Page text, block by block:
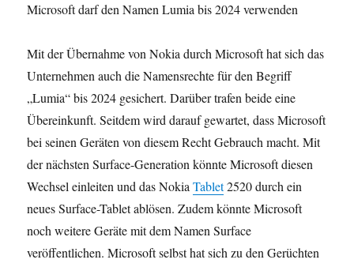
Microsoft darf den Namen Lumia bis 2024 verwenden
Mit der Übernahme von Nokia durch Microsoft hat sich das
Unternehmen auch die Namensrechte für den Begriff
„Lumia“ bis 2024 gesichert. Darüber trafen beide eine
Übereinkunft. Seitdem wird darauf gewartet, dass Microsoft
bei seinen Geräten von diesem Recht Gebrauch macht. Mit
der nächsten Surface-Generation könnte Microsoft diesen
Wechsel einleiten und das NokiaTablet2520 durch ein
neues Surface-Tablet ablösen. Zudem könnte Microsoft
noch weitere Geräte mit dem Namen Surface
veröffentlichen. Microsoft selbst hat sich zu den Gerüchten